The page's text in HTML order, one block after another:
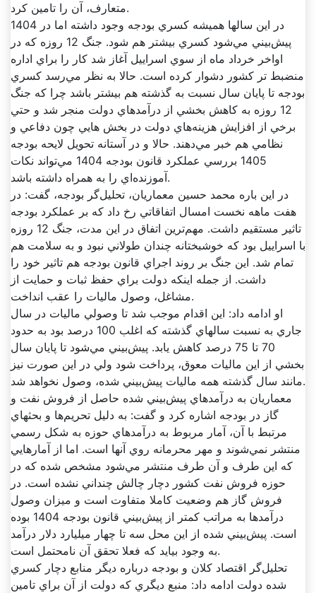
متعارف، آن را تامين کرد.
در اين سالها هميشه کسري بودجه وجود داشته اما در 1404
پيش‌بيني مي‌شود کسري بيشتر هم شود. جنگ 12 روزه که در
اواخر خرداد ماه از سوي اسراييل آغاز شد کار را براي اداره
منضبط تر کشور دشوار کرده است. حالا به نظر مي‌رسد کسري
بودجه تا پايان سال نسبت به گذشته هم بيشتر باشد چرا که جنگ
12 روزه به کاهش بخشي از درآمدهاي دولت منجر شد و حتي
برخي از افزايش هزينه‌هاي دولت در بخش هايي چون دفاعي و
نظامي هم خبر مي‌دهند. حالا و در آستانه تحويل لايحه بودجه
1405 بررسي عملکرد قانون بودجه 1404 مي‌تواند نکات
آموزنده‌اي را به همراه داشته باشد.
در اين باره محمد حسين معماريان، تحليل‌گر بودجه، گفت: در
هفت ماهه نخست امسال اتفاقاتي رخ داد که بر عملکرد بودجه
تاثير مستقيم داشت. مهم‌ترين اتفاق در اين مدت، جنگ 12 روزه‌
با اسراييل بود که خوشبختانه چندان طولاني نبود و به سلامت هم
تمام شد. اين جنگ بر روند اجراي قانون بودجه هم تاثير خود را
داشت. از جمله اينکه دولت براي حفظ ثبات و حمايت از
مشاغل، وصول ماليات را عقب انداخت.
او ادامه داد: اين اقدام موجب شد تا وصولي ماليات در سال
جاري به نسبت سالهاي گذشته که اغلب 100 درصد بود به حدود
70 تا 75 درصد کاهش يابد. پيش‌بيني مي‌شود تا پايان سال
بخشي از اين ماليات معوق، پرداخت شود ولي در اين صورت نيز
مانند سال گذشته همه ماليات پيش‌بيني شده، وصول نخواهد شد.
معماريان به درآمدهاي پيش‌بيني شده حاصل از فروش نفت و
گاز در بودجه اشاره کرد و گفت: به دليل تحريم‌ها و بحثهاي
مرتبط با آن، آمار مربوط به درآمدهاي حوزه به شکل رسمي
منتشر نمي‌شوند و مهر محرمانه روي آنها است. اما از آمارهايي
که اين طرف و آن طرف منتشر مي‌شود مشخص شده که در
حوزه فروش نفت کشور دچار چالش چنداني نشده است. در
فروش گاز هم وضعيت کاملا متفاوت است و ميزان وصول
درآمدها به مراتب کمتر از پيش‌بيني قانون بودجه 1404 بوده
است. پيش‌بيني شده از اين محل سه تا چهار ميليارد دلار درآمد
به وجود بيايد که فعلا تحقق آن نامحتمل است.
تحليل‌گر اقتصاد کلان و بودجه درباره ديگر منابع دچار کسري
شده دولت ادامه داد: منبع ديگري که دولت از آن براي تامين